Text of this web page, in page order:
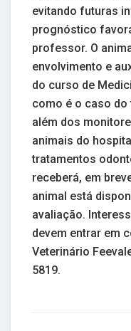
evitando futuras
prognóstico
professor. O
envolvimento e
do curso de
como é o caso do
além dos
animais do
tratamentos
receberá, em
animal está
avaliação.
devem entrar em
Veterinário
5819.